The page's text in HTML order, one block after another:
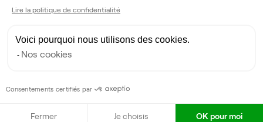
Salle de réunion privée
Ma sélection de bureau
Lire la politique de confidentialité
Voici pourquoi nous utilisons des cookies.
Nos cookies
Consentements certifiés par
Fermer Je choisis OK pour moi